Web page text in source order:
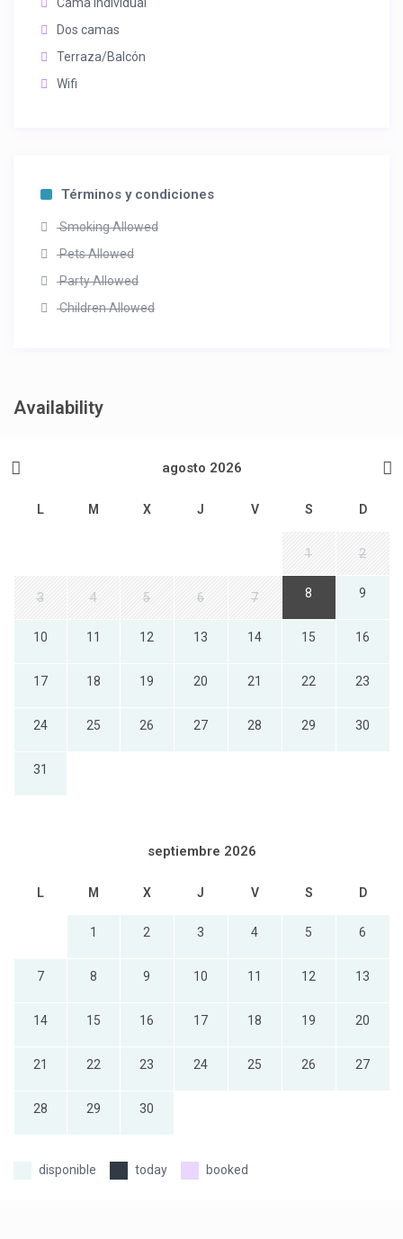
Dos camas
Terraza/Balcón
Wifi
Términos y condiciones
Smoking Allowed
Pets Allowed
Party Allowed
Children Allowed
Availability
agosto 2026
L M X J V S D
1 2
3 4 5 6 7 8 9
10 11 12 13 14 15 16
17 18 19 20 21 22 23
24 25 26 27 28 29 30
31
septiembre 2026
L M X J V S D
1 2 3 4 5 6
7 8 9 10 11 12 13
14 15 16 17 18 19 20
21 22 23 24 25 26 27
28 29 30
today booked